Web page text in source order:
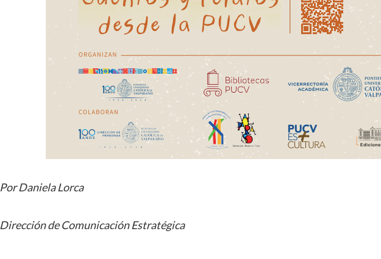
Por Daniela Lorca
Dirección de Comunicación Estratégica